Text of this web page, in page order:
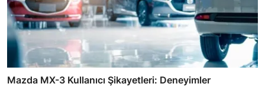
Mazda MX-3 Kullanıcı Şikayetleri: Deneyimler